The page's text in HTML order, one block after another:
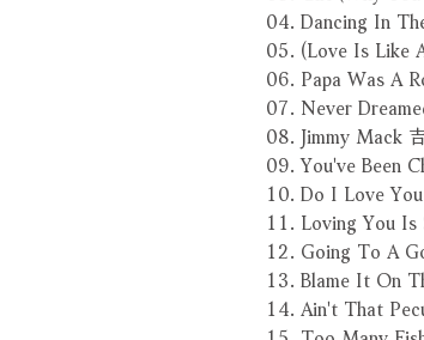
04. Dancing In
05. (Love Is Like
06. Papa Was A
07. Never
08. Jimmy Mack
09. You've Been
10. Do I Love
11. Loving You Is
12. Going To A
13. Blame It On
14. Ain't That